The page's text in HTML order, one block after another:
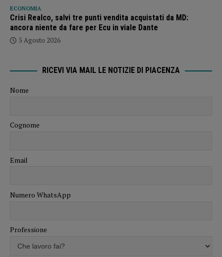
ECONOMIA
Crisi Realco, salvi tre punti vendita acquistati da MD:
ancora niente da fare per Ecu in viale Dante
5 Agosto 2026
RICEVI VIA MAIL LE NOTIZIE DI PIACENZA
Nome
Cognome
Email
Numero WhatsApp
Professione